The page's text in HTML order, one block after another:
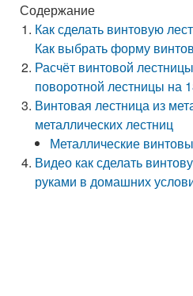
Содержание
Как сделать винтовую
Как выбрать форму
Расчёт винтовой
поворотной лестницы на
Винтовая лестница из
металлических лестниц
Металлические
Видео как сделать
руками в домашних